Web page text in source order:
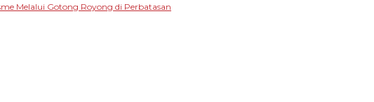
Melalui Gotong Royong di Perbatasan